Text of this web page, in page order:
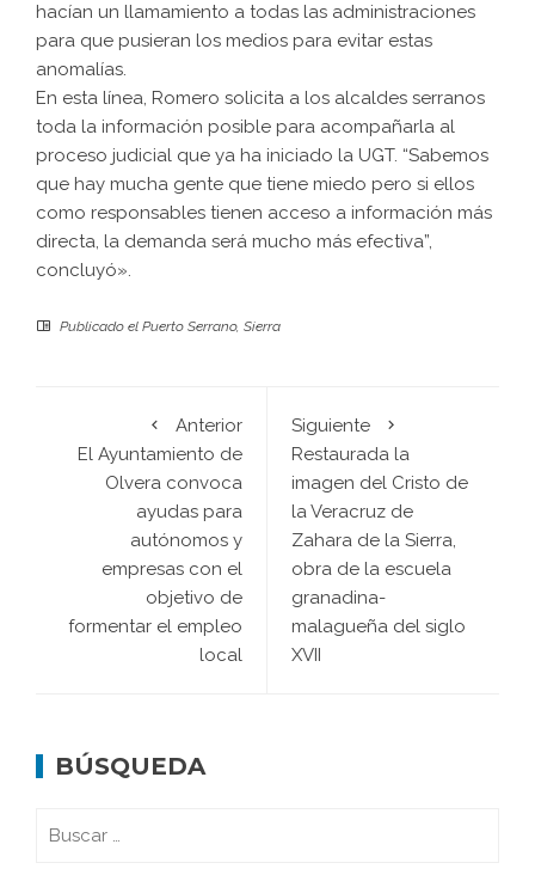
hacían un llamamiento a todas las administraciones
para que pusieran los medios para evitar estas
anomalías.
En esta línea, Romero solicita a los alcaldes serranos
toda la información posible para acompañarla al
proceso judicial que ya ha iniciado la UGT. “Sabemos
que hay mucha gente que tiene miedo pero si ellos
como responsables tienen acceso a información más
directa, la demanda será mucho más efectiva”,
concluyó».
Publicado el Puerto Serrano, Sierra
Anterior
El Ayuntamiento de
Olvera convoca
ayudas para
autónomos y
empresas con el
objetivo de
formentar el empleo
local
Siguiente
Restaurada la
imagen del Cristo de
la Veracruz de
Zahara de la Sierra,
obra de la escuela
granadina-
malagueña del siglo
XVII
BÚSQUEDA